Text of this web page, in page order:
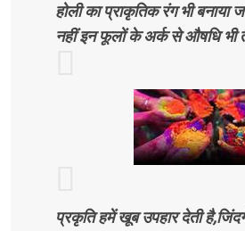
होली का प्राकृतिक रंग भी बनाया
नहीं इन फूलों के अर्क से औषधि भी
प्रकृति हमें खूब उपहार देती